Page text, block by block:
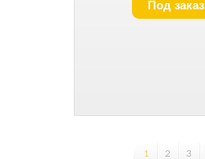
Под заказ
1 2 3